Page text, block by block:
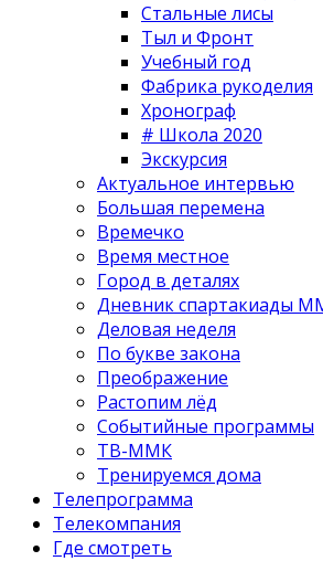
Стальные лисы
Тыл и Фронт
Учебный год
Фабрика рукоделия
Хронограф
# Школа 2020
Экскурсия
Актуальное интервью
Большая перемена
Времечко
Время местное
Город в деталях
Дневник спартакиады
Деловая неделя
По букве закона
Преображение
Растопим лёд
Событийные программы
ТВ-ММК
Тренируемся дома
Телепрограмма
Телекомпания
Где смотреть